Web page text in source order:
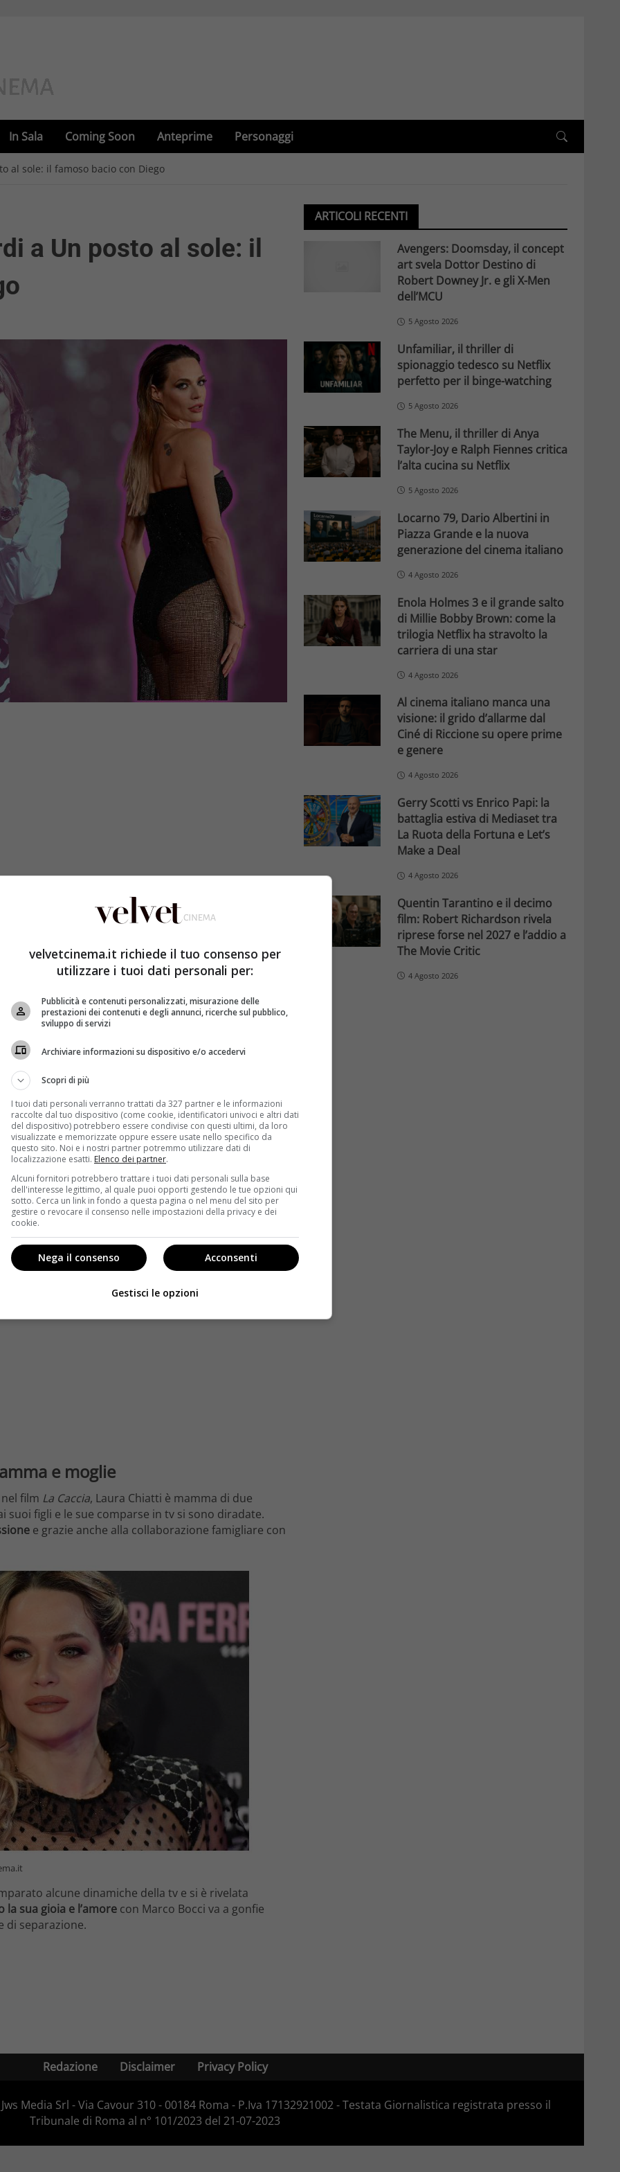
In Sala Coming Soon Anteprime Personaggi
al sole: il famoso bacio con Diego
a Un posto al sole: il
: il famoso bacio con Diego è
trasmesse dalla Rai. Soap opera made in Italy
un vasto seguito. In onda su Rai tre nel preserale
Nonostante i tentativid’alcune dirigenze Rai del
numerosi dalla parte della serie che non si è mai
sul set molti attori che oggi sono riusciti ad
Serena Rossi e di Laura Chiatti. E se la
l’esordi nella soap partenopea ha intrapreso la
addetti ai lavori. Ma che ruolo aveva Laura Chiatti
oggi non è stato ancora dimenticato?
, compagna di classe bellissima di Diego
E’ stata parte del cast tra il 1999 e il 2000 ed era
sicuramente,anche perchè nonostante il ruolo
Laura ha recitato in altre serie tv comeCarabinieri,
è approdata al cinema, rivelandosi un’artista
e moglie
film La Caccia, Laura Chiatti è mamma di due
figli e le sue comparse in tv si sono diradate.
e grazie anche alla collaborazione famigliare con
alcune dinamiche della tv e si è rivelata
la sua gioia e l’amore con Marco Bocci va a gonfie
di separazione.
ARTICOLI RECENTI
Avengers: Doomsday, il concept
art svela Dottor Destino di
Robert Downey Jr. e gli X-Men
dell’MCU
5 Agosto 2026
Unfamiliar, il thriller di
spionaggio tedesco su Netflix
perfetto per il binge-watching
5 Agosto 2026
The Menu, il thriller di Anya
Taylor-Joy e Ralph Fiennes critica
l’alta cucina su Netflix
5 Agosto 2026
Locarno 79, Dario Albertini in
Piazza Grande e la nuova
generazione del cinema italiano
4 Agosto 2026
Enola Holmes 3 e il grande salto
di Millie Bobby Brown: come la
trilogia Netflix ha stravolto la
carriera di una star
4 Agosto 2026
Al cinema italiano manca una
visione: il grido d’allarme dal
Ciné di Riccione su opere prime
e genere
4 Agosto 2026
Gerry Scotti vs Enrico Papi: la
battaglia estiva di Mediaset tra
La Ruota della Fortuna e Let’s
Make a Deal
4 Agosto 2026
Quentin Tarantino e il decimo
film: Robert Richardson rivela
riprese forse nel 2027 e l’addio a
The Movie Critic
4 Agosto 2026
Redazione Disclaimer Privacy Policy
Media Srl - Via Cavour 310 - 00184 Roma - P.Iva 17132921002 - Testata Giornalistica registrata presso il
Tribunale di Roma al n° 101/2023 del 21-07-2023
velvetcinema.it richiede il tuo consenso per
utilizzare i tuoi dati personali per:
Pubblicità e contenuti personalizzati, misurazione delle
prestazioni dei contenuti e degli annunci, ricerche sul pubblico,
sviluppo di servizi
Archiviare informazioni su dispositivo e/o accedervi
Scopri di più
I tuoi dati personali verranno trattati da 327 partner e le informazioni
raccolte dal tuo dispositivo (come cookie, identificatori univoci e altri dati
del dispositivo) potrebbero essere condivise con questi ultimi, da loro
visualizzate e memorizzate oppure essere usate nello specifico da
questo sito. Noi e i nostri partner potremmo utilizzare dati di
localizzazione esatti. Elenco dei partner.
Alcuni fornitori potrebbero trattare i tuoi dati personali sulla base
dell'interesse legittimo, al quale puoi opporti gestendo le tue opzioni qui
sotto. Cerca un link in fondo a questa pagina o nel menu del sito per
gestire o revocare il consenso nelle impostazioni della privacy e dei
cookie.
Acconsenti
Nega il consenso
Gestisci le opzioni